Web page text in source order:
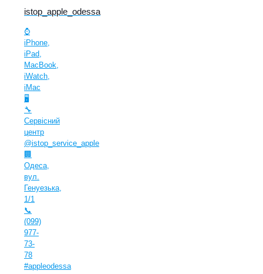
istop_apple_odessa
⌚️
iPhone,
iPad,
MacBook,
iWatch,
iMac
🖥
🔧
Сервісний
центр
@istop_service_apple
🏢
Одеса,
вул.
Генуезька,
1/1
📞
(099)
977-
73-
78
#appleodessa